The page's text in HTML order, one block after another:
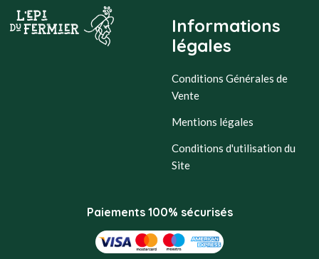
Informations
légales
Conditions Générales de
Vente
Mentions légales
Conditions d'utilisation du
Site
Paiements 100% sécurisés